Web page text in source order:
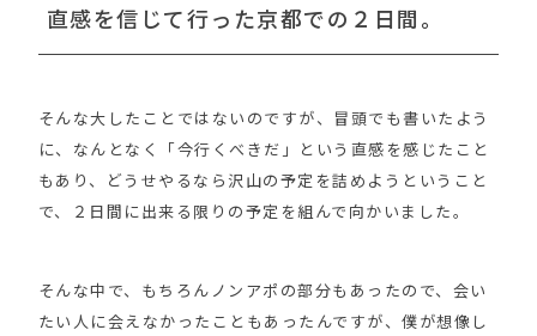
直感を信じて行った京都での２日間。
そんな大したことではないのですが、冒頭でも書いたよう
に、なんとなく「今行くべきだ」という直感を感じたこと
もあり、どうせやるなら沢山の予定を詰めようということ
で、２日間に出来る限りの予定を組んで向かいました。
そんな中で、もちろんノンアポの部分もあったので、会い
たい人に会えなかったこともあったんですが、僕が想像し